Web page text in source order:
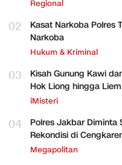
Regional
02
Kasat Narkoba Polres
Narkoba
Hukum & Kriminal
03
Kisah Gunung Kawi
Hok Liong hingga
iMisteri
04
Polres Jakbar Diminta
Rekondisi di
Megapolitan